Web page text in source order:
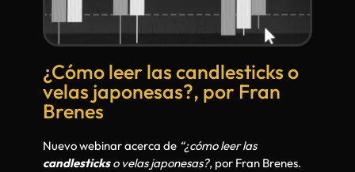
¿Cómo leer las candlesticks o
velas japonesas?, por Fran
Brenes
Nuevo webinar acerca de “¿cómo leer las
candlestickso velas japonesas?, por Fran Brenes.